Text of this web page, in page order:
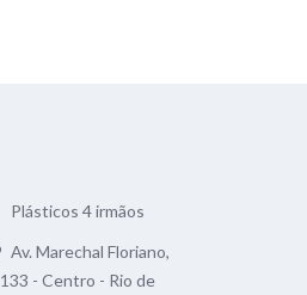
Plásticos 4 irmãos
Av. Marechal Floriano,
133 - Centro - Rio de